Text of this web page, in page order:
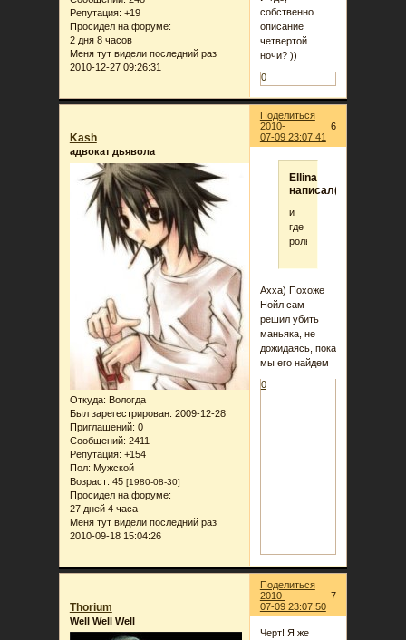
Репутация: +19
Просидел на форуме:
2 дня 8 часов
Меня тут видели последний раз
2010-12-27 09:26:31
собственно
описание
четвертой
ночи? ))
0
Поделиться
6
2010-
07-09 23:07:41
Kash
адвокат дьявола
Откуда: Вологда
Был зарегестрирован: 2009-12-28
Приглашений: 0
Сообщений: 2411
Репутация: +154
Пол: Мужской
Возраст: 45 [1980-08-30]
Просидел на форуме:
27 дней 4 часа
Меня тут видели последний раз
2010-09-18 15:04:26
Ellina
написал(а):
и
где
роль?
Ахха) Похоже
Нойл сам
решил убить
маньяка, не
дожидаясь, пока
мы его найдем
0
Поделиться
7
2010-
07-09 23:07:50
Thorium
Well Well Well
Черт! Я же